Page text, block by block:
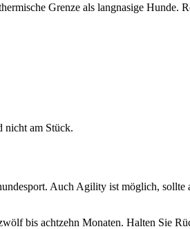
Grenze als langnasige Hunde.
nicht am Stück.
Auch Agility ist möglich, sollte
bis achtzehn Monaten. Halten Sie